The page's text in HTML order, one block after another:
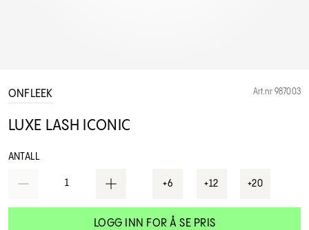
ONFLEEK Art.nr 987003
LUXE LASH ICONIC
ANTALL
1 +6 +12 +20
LOGG INN FOR Å SE PRIS